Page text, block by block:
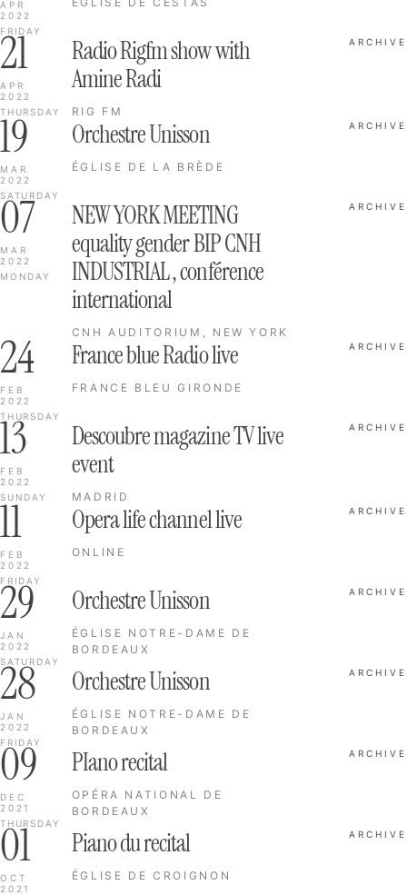
APR
2022
FRIDAY
21
APR
2022
THURSDAY
Radio Rigfm show with
Amine Radi
RIG FM
ARCHIVE
19
MAR
2022
SATURDAY
Orchestre Unisson
ÉGLISE DE LA BRÈDE
ARCHIVE
07
MAR
2022
MONDAY
NEW YORK MEETING
equality gender BIP CNH
INDUSTRIAL , conférence
international
CNH AUDITORIUM, NEW YORK
ARCHIVE
24
FEB
2022
THURSDAY
France blue Radio live
FRANCE BLEU GIRONDE
ARCHIVE
13
FEB
2022
SUNDAY
Descoubre magazine TV live
event
MADRID
ARCHIVE
11
FEB
2022
FRIDAY
Opera life channel live
ONLINE
ARCHIVE
29
JAN
2022
SATURDAY
Orchestre Unisson
ÉGLISE NOTRE-DAME DE
BORDEAUX
ARCHIVE
28
JAN
2022
FRIDAY
Orchestre Unisson
ÉGLISE NOTRE-DAME DE
BORDEAUX
ARCHIVE
09
DEC
2021
THURSDAY
PIano recital
OPÉRA NATIONAL DE
BORDEAUX
ARCHIVE
01
OCT
2021
Piano du recital
ÉGLISE DE CROIGNON
ARCHIVE